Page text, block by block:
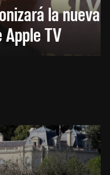
la nueva
TV